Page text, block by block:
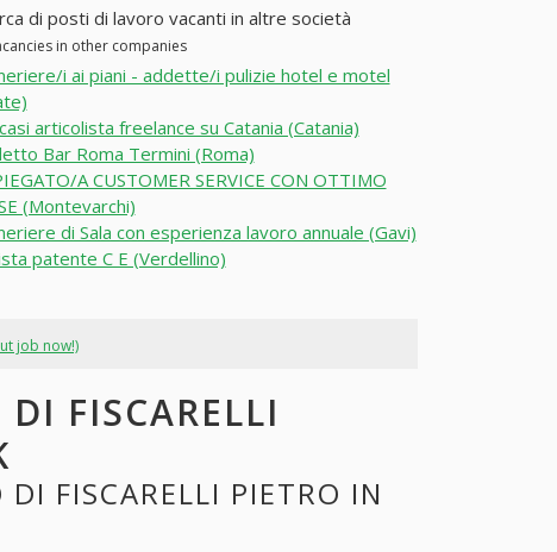
di posti di lavoro vacanti in altre società
in other companies
i ai piani - addette/i pulizie hotel e motel
articolista freelance su Catania (Catania)
Bar Roma Termini (Roma)
A CUSTOMER SERVICE CON OTTIMO
(Montevarchi)
di Sala con esperienza lavoro annuale (Gavi)
patente C E (Verdellino)
job now!)
FISCARELLI
FISCARELLI PIETRO IN